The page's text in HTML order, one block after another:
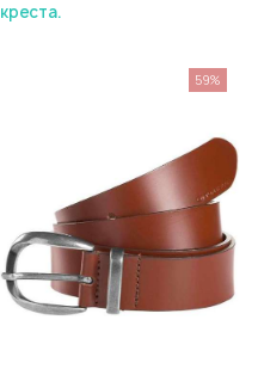
креста.
59%